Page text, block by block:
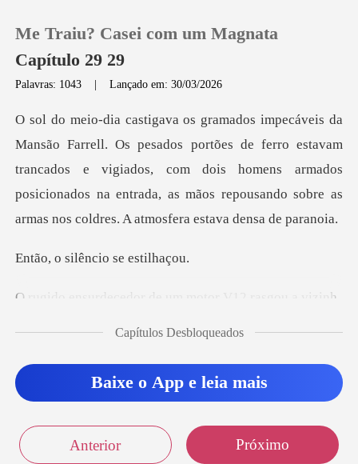
0
Loja
Sair
Me Traiu? Casei com um Magnata
Capítulo 29 29
Palavras: 1043 |Lançado em: 30/03/2026
s de ferro estavam
trancados e vigiados, com dois homens armados
posicionados na entrad
ilêncio se
edor de um motor
Capítulos Desbloqueados
Baixe o App e leia mais
Anterior Próximo